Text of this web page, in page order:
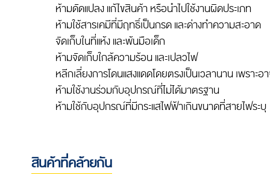
ห้ามดัดแปลง แก้ไขสินค้า หรือนำไปใช้งานผิดประเภท
ห้ามใช้สารเคมีที่มีฤทธิ์เป็นกรด และด่างทำความสะอาด
จัดเก็บในที่แห้ง และพ้นมือเด็ก
ห้ามจัดเก็บใกล้ความร้อน และเปลวไฟ
หลีกเลี่ยงการโดนแสงแดดโดยตรงเป็นเวลานาน เพราะ
ห้ามใช้งานร่วมกับอุปกรณ์ที่ไม่ได้มาตรฐาน
ห้ามใช้กับอุปกรณ์ที่มีกระแสไฟฟ้าเกินขนาดที่สายไฟระบุ
สินค้าที่คล้ายกัน